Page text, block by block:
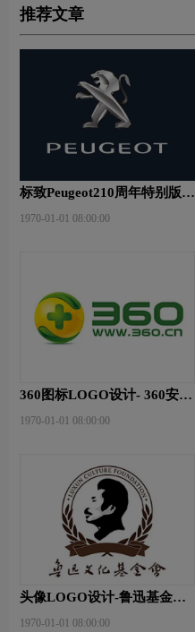
推荐文章
标致Peugeot210周年特别版新
1970-01-01 08:00:00
360图标LOGO设计- 360安全
1970-01-01 08:00:00
头像LOGO设计-鲁迅基金会
1970-01-01 08:00:00